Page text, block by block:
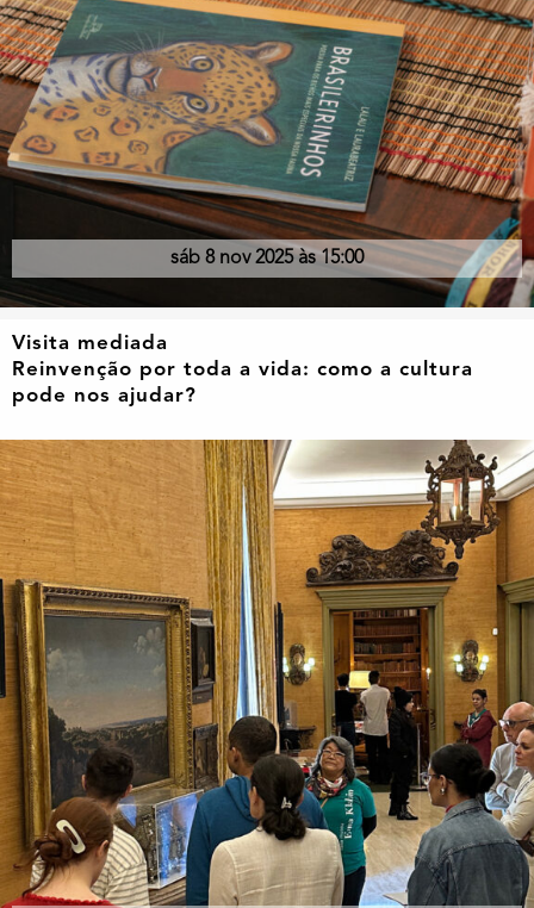
sáb 8 nov 2025 às 15:00
Visita mediada
Reinvenção por toda a vida: como a cultura
pode nos ajudar?